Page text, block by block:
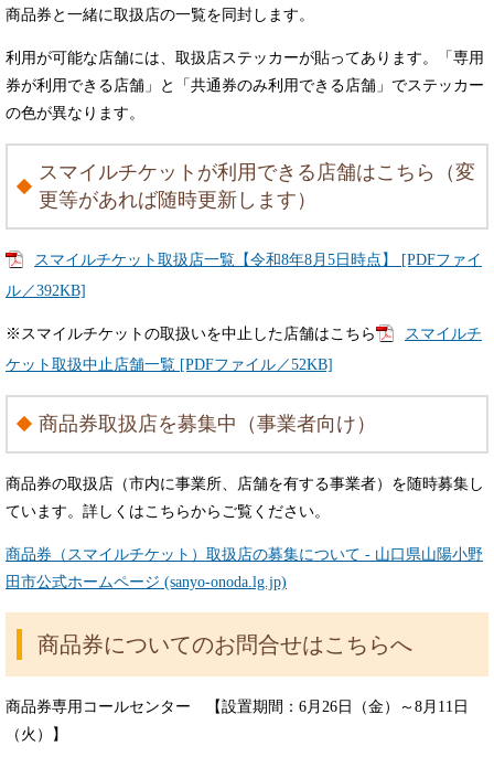
商品券と一緒に取扱店の一覧を同封します。
利用が可能な店舗には、取扱店ステッカーが貼ってあります。「専用
券が利用できる店舗」と「共通券のみ利用できる店舗」でステッカー
の色が異なります。
スマイルチケットが利用できる店舗はこちら（変
更等があれば随時更新します）
スマイルチケット取扱店一覧【令和8年8月5日時点】 [PDFファイ
ル／392KB]
※スマイルチケットの取扱いを中止した店舗はこちら
スマイルチ
ケット取扱中止店舗一覧 [PDFファイル／52KB]
商品券取扱店を募集中（事業者向け）
商品券の取扱店（市内に事業所、店舗を有する事業者）を随時募集し
ています。詳しくはこちらからご覧ください。
商品券（スマイルチケット）取扱店の募集について - 山口県山陽小野
田市公式ホームページ (sanyo-onoda.lg.jp)
商品券についてのお問合せはこちらへ
商品券専用コールセンター 【設置期間：6月26日（金）～8月11日
（火）】